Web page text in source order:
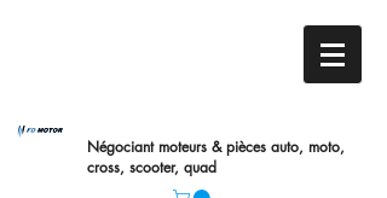
Négociant moteurs & pièces auto, moto,
cross, scooter, quad